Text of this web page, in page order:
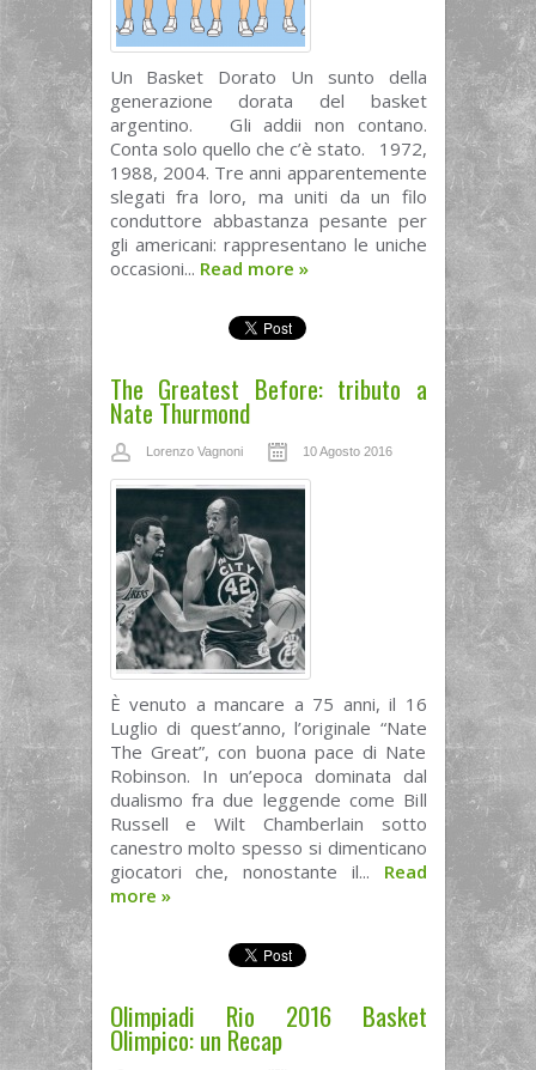
Un Basket Dorato Un sunto della
generazione dorata del basket
argentino. Gli addii non contano.
Conta solo quello che c’è stato. 1972,
1988, 2004. Tre anni apparentemente
slegati fra loro, ma uniti da un filo
conduttore abbastanza pesante per
gli americani: rappresentano le uniche
occasioni... Read more »
The Greatest Before: tributo a
Nate Thurmond
Lorenzo Vagnoni 10 Agosto 2016
È venuto a mancare a 75 anni, il 16
Luglio di quest’anno, l’originale “Nate
The Great”, con buona pace di Nate
Robinson. In un’epoca dominata dal
dualismo fra due leggende come Bill
Russell e Wilt Chamberlain sotto
canestro molto spesso si dimenticano
giocatori che, nonostante il... Read
more »
Olimpiadi Rio 2016 Basket
Olimpico: un Recap